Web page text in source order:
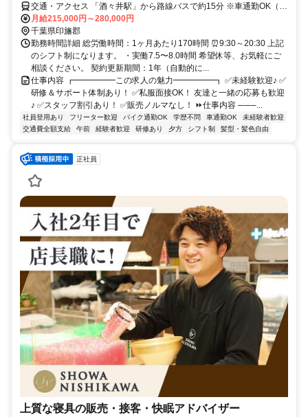
交通・アクセス 「酒々井駅」から路線バスで約15分 ※車通勤OK（従
業員駐車場あり）
月給215,000円～280,000円
千葉県印旛郡
勤務時間詳細 総労働時間：1ヶ月あたり170時間 ⏰9:30～20:30 上記
のシフト制になります。 ・実働7.5〜8.0時間 希望休等、お気軽にご
相談ください。 契約更新期間：1年（自動的に...
仕事内容 ┏━━━━━この求人の魅力━━━━━┓ ✅未経験歓迎♪ ✅
研修＆サポート体制あり！ ✅私服面接OK！ 友達と一緒の応募も歓迎
♪ ✅スタッフ割引あり！ ✅販売ノルマなし！ ⏩仕事内容 ───...
社員登用あり フリーター歓迎 バイク通勤OK 学歴不問 車通勤OK
未経験者歓迎
交通費全額支給
午前 経験者歓迎 研修あり 夕方 シフト制 髪型・髪色自由
正社員
上質な寝具の販売・接客・快眠アドバイザー